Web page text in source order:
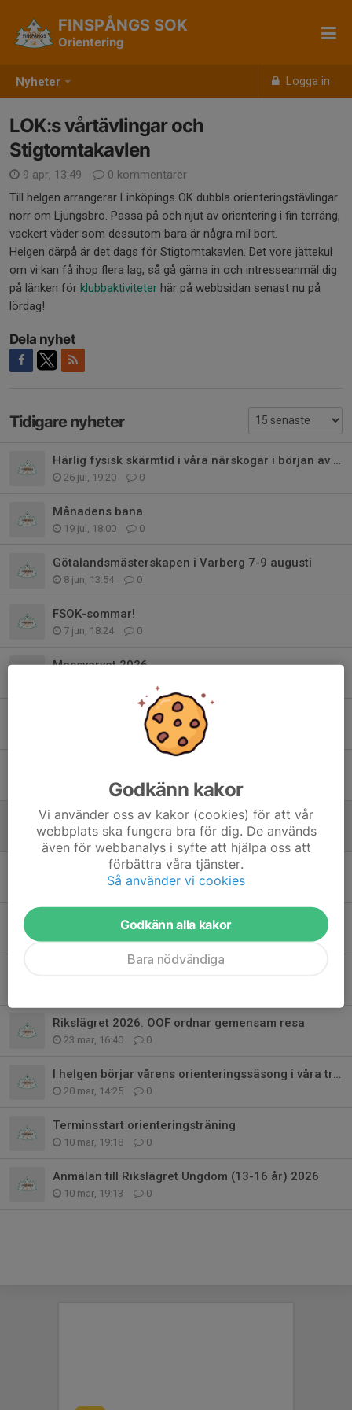
Nyheter Logga in
FINSPÅNGS SOK
Orientering
LOK:s vårtävlingar och
Stigtomtakavlen
9 apr, 13:49
0 kommentarer
Till helgen arrangerar Linköpings OK dubbla orienteringstävlingar
norr om Ljungsbro. Passa på och njut av orientering i fin terräng,
vackert väder som dessutom bara är några mil bort.
Helgen därpå är det dags för Stigtomtakavlen. Det vore jättekul
om vi kan få ihop flera lag, så gå gärna in och intresseanmäl dig
på länken för klubbaktiviteter här på webbsidan senast nu på
lördag!
Dela nyhet
Tidigare nyheter
Härlig fysisk skärmtid i våra närskogar i början av augusti
26 jul, 19:20 0
Månadens bana
19 jul, 18:00 0
Götalandsmästerskapen i Varberg 7-9 augusti
8 jun, 13:54 0
FSOK-sommar!
7 jun, 18:24 0
Mossvarvet 2026
Distriktsmatchen Vingåker 5-6 augusti
0
21 apr, 18:36 0
LOK:s vårtävlingar och Stigtomtakavlen
9 apr, 13:49 0
Veckans bana
26 mar, 08:20 0
NOK-träning på Grosvad 31 mars
Rikslägret 2026. ÖOF ordnar gemensam resa
23 mar, 16:40 0
I helgen börjar vårens orienteringssäsong i våra trakter
20 mar, 14:25 0
Terminsstart orienteringsträning
10 mar, 19:18 0
Anmälan till Rikslägret Ungdom (13-16 år) 2026
10 mar, 19:13 0
Godkänn kakor
Vi använder oss av kakor (cookies) för att vår
webbplats ska fungera bra för dig. De används
även för webbanalys i syfte att hjälpa oss att
förbättra våra tjänster.
Så använder vi cookies
Godkänn alla kakor
Bara nödvändiga